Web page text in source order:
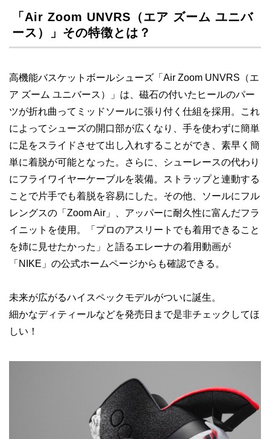
「Air Zoom UNVRS（エア ズーム ユニバ
ース）」その特徴とは？
高機能バスケットボールシューズ「Air Zoom UNVRS（エ
ア ズーム ユニバース）」は、磁石の付いたヒールのパー
ツが折れ曲ってミッドソールに張り付く仕組を採用。これ
によってシューズの開口部が広くなり、手を使わずに簡単
に足をスライドさせて出し入れすることができ、素早く簡
単に着脱が可能となった。さらに、シューレースの代わり
にフライワイヤーケーブルを装備。ストラップと連動する
ことで片手でも着脱を容易にした。その他、ソールにフル
レングスの「Zoom Air」、アッパーに耐久性に富んだフラ
イニットを使用。「プロのアスリートでも着用できること
を姉に見せたかった」と語るエレーナの着用動画が
「NIKE」の公式ホームページからも確認できる。
未来が広がるハイスペックモデルがついに誕生。
細かなディティールなどを発売日まで是非チェックしてほ
しい！